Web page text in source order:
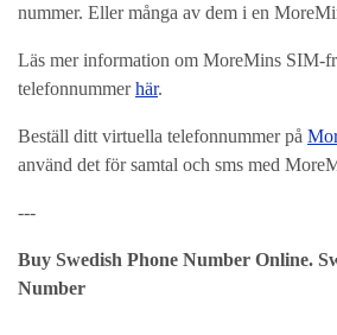
nummer. Eller många av dem i en
Läs mer information om MoreMins SIM-
telefonnummerhär.
Beställ ditt virtuella telefonnummer på
använd det för samtal och sms med
---
Buy Swedish Phone Number Online.
Number